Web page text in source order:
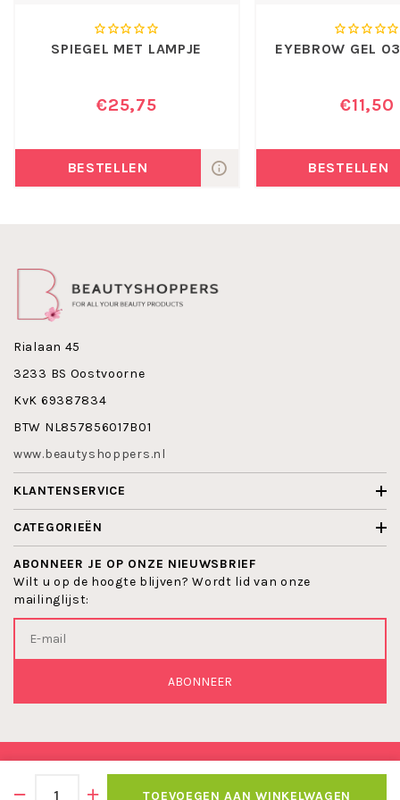
TOEVOEGEN AAN WINKELWAGEN
SPIEGEL MET LAMPJE
€25,75
BESTELLEN
EYEBROW GEL
€11,50
BESTELLEN
Rialaan 45
3233 BS Oostvoorne
KvK 69387834
BTW NL857856017B01
www.beautyshoppers.nl
KLANTENSERVICE
CATEGORIEËN
ABONNEER JE OP ONZE NIEUWSBRIEF
Wilt u op de hoogte blijven? Wordt lid van onze
mailinglijst:
ABONNEER